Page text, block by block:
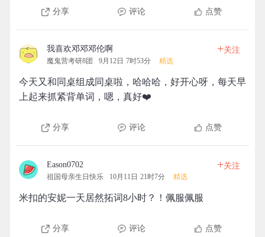
分享 评论 点赞
我喜欢邓邓邓伦啊
魔鬼营考研8团 9月12日 7时53分 精选
+关注
今天又和同桌组成同桌啦，哈哈哈，好开心呀，每天早
上起来抓紧背单词，嗯，真好❤️
分享 评论 点赞
Eason0702
祖国母亲生日快乐 10月11日 21时7分 精选
+关注
米扣的安妮一天居然拓词8小时？！佩服佩服
分享 评论 点赞